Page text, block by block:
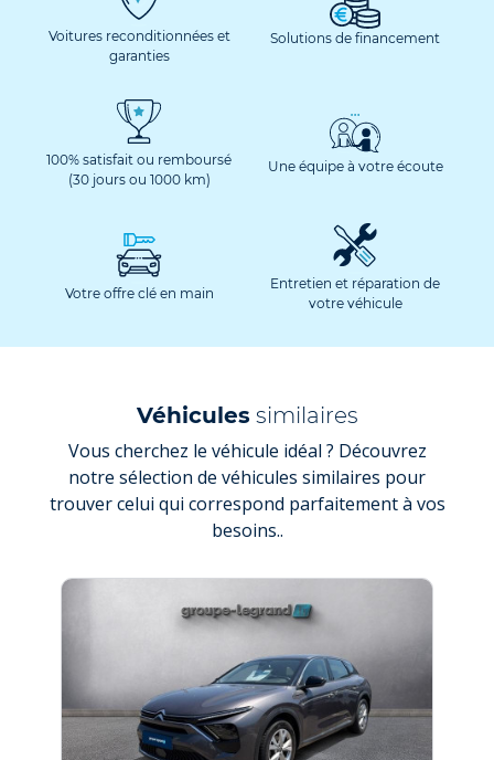
Voitures reconditionnées et
garanties
Solutions de financement
100% satisfait ou remboursé
(30 jours ou 1000 km)
Une équipe à votre écoute
Votre offre clé en main
Entretien et réparation de
votre véhicule
Véhiculessimilaires
Vous cherchez le véhicule idéal ? Découvrez
notre sélection de véhicules similaires pour
trouver celui qui correspond parfaitement à vos
besoins..